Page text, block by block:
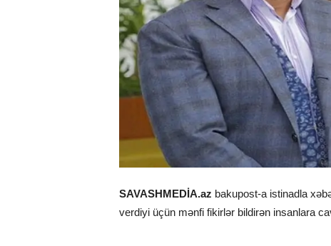
SAVASHMEDİA.az bakupost-a istinadla
verdiyi üçün mənfi fikirlər bildirən insanlara